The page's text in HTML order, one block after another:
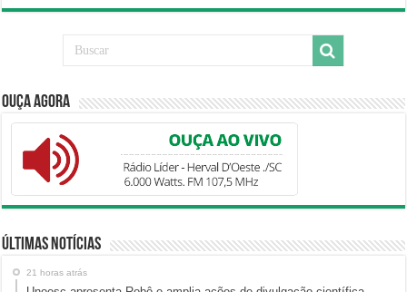
Ouça Agora
Últimas Notícias
21 horas atrás